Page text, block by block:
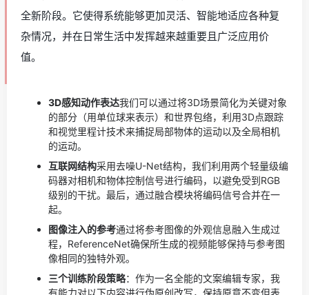
全新阶段。它使得系统能够更加灵活、智能地适应各种复
杂情况，并在日常生活中发挥越来越重要且广泛应用价
值。
3D感知动作表达我们可以通过将3D场景简化为关键对象
的部分（用单位球来表示）和世界包络，利用3D点跟踪
和视觉里程计技术来捕捉局部物体的运动以及全局相机
的运动。
互联网结构采用去噪U-Net结构，我们利用两个轻量级编
码器对相机和物体控制信号进行编码，以避免受到RGB
级别的干扰。最后，通过融合模块将编码信号合并在一
起。
图像注入的参考通过将参考图像的外观信息融入生成过
程，ReferenceNet确保所生成的视频能够保持与参考图
像相同的独特外观。
三个训练阶段策略：作为一名全能的文案编辑专家，我
有能力对以下内容进行伪原创改写，保持原意不变但表